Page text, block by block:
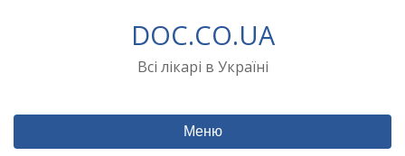
DOC.CO.UA
Всі лікарі в Україні
Меню